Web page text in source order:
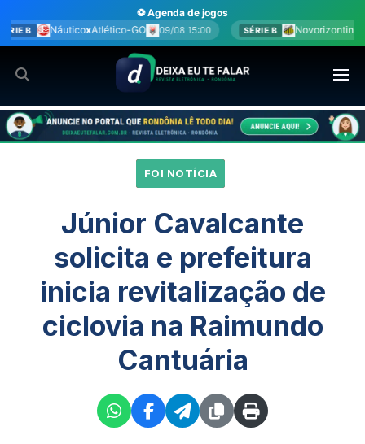
para
o
conteúdo
⚽ Agenda de jogos
GO
09/08 15:00 SÉRIE B NovorizontinoxJuventude 09/08
FOI NOTÍCIA
Júnior Cavalcante
solicita e prefeitura
inicia revitalização de
ciclovia na Raimundo
Cantuária